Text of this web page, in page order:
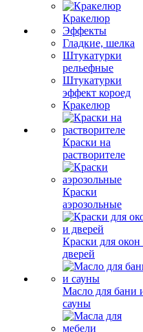
Кракелюр
Эффекты
Гладкие, шелка
Штукатурки
рельефные
Штукатурки
эффект короед
Кракелюр
Краски на
растворителе
Краски
аэрозольные
Краски для окон
дверей
Масло для бани
сауны